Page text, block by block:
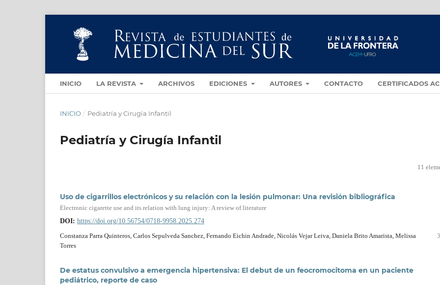
INICIO LA REVISTA ARCHIVOS EDICIONES AUTORES CONTACTO CERTIFICADOS
INICIO / Pediatría y Cirugía Infantil
Pediatría y Cirugía Infantil
11
Uso de cigarrillos electrónicos y su relación con la lesión pulmonar: Una revisión bibliográfica
Electronic cigarette use and its relation with lung injury: A review of literature
DOI: https://doi.org/10.56754/0718-9958.2025.274
Constanza Parra Quinteros, Carlos Sepulveda Sanchez, Fernando Eichin Andrade, Nicolás Vejar Leiva, Daniela Brito Amarista, Melissa
Torres
De estatus convulsivo a emergencia hipertensiva: El debut de un feocromocitoma en un paciente
pediátrico, reporte de caso